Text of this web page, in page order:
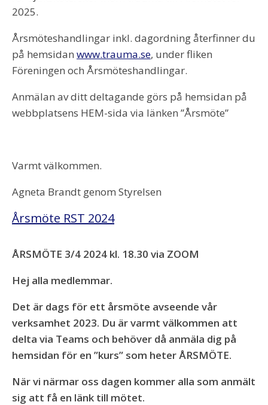
2025.
Årsmöteshandlingar inkl. dagordning återfinner du
på hemsidan www.trauma.se, under fliken
Föreningen och Årsmöteshandlingar.
Anmälan av ditt deltagande görs på hemsidan på
webbplatsens HEM-sida via länken ”Årsmöte”
Varmt välkommen.
Agneta Brandt genom Styrelsen
Årsmöte RST 2024
ÅRSMÖTE 3/4 2024 kl. 18.30 via ZOOM
Hej alla medlemmar.
Det är dags för ett årsmöte avseende vår
verksamhet 2023. Du är varmt välkommen att
delta via Teams och behöver då anmäla dig på
hemsidan för en ”kurs” som heter ÅRSMÖTE.
När vi närmar oss dagen kommer alla som anmält
sig att få en länk till mötet.